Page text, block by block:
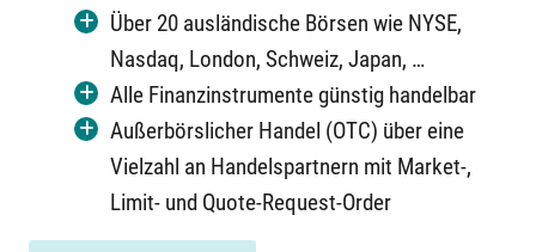
Über 20 ausländische Börsen wie NYSE,
Nasdaq, London, Schweiz, Japan, …
Alle Finanzinstrumente günstig handelbar
Außerbörslicher Handel (OTC) über eine
Vielzahl an Handelspartnern mit Market-,
Limit- und Quote-Request-Order